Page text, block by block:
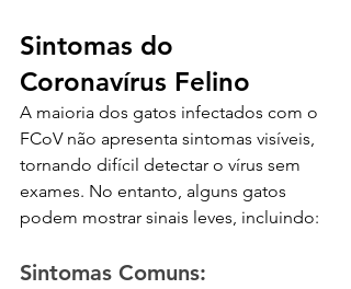
Sintomas do
Coronavírus Felino
A maioria dos gatos infectados com o
FCoV não apresenta sintomas visíveis,
tornando difícil detectar o vírus sem
exames. No entanto, alguns gatos
podem mostrar sinais leves, incluindo:
Sintomas Comuns: